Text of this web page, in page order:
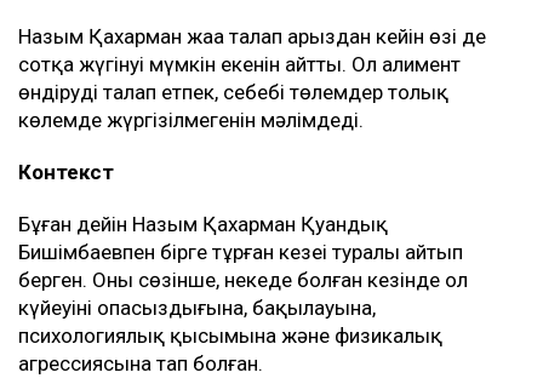
Назым Қахарман жаңа талап арыздан кейін өзі де
сотқа жүгінуі мүмкін екенін айтты. Ол алимент
өндіруді талап етпек, себебі төлемдер толық
көлемде жүргізілмегенін мәлімдеді.
Контекст
Бұған дейін Назым Қахарман Қуандық
Бишімбаевпен бірге тұрған кезеңі туралы айтып
берген. Оның сөзінше, некеде болған кезінде ол
күйеуінің опасыздығына, бақылауына,
психологиялық қысымына және физикалық
агрессиясына тап болған.